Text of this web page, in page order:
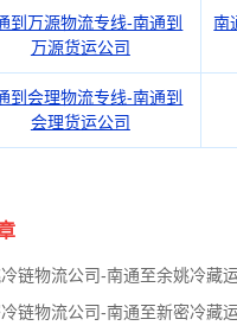
到万源物流专线-南通到
万源货运公司
南
到会理物流专线-南通到
会理货运公司
链物流公司-南通至余姚冷藏
链物流公司-南通至新密冷藏